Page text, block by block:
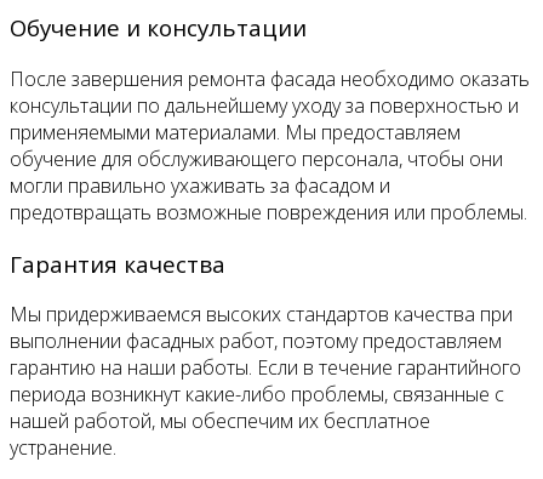
Обучение и консультации
После завершения ремонта фасада необходимо оказать
консультации по дальнейшему уходу за поверхностью и
применяемыми материалами. Мы предоставляем
обучение для обслуживающего персонала, чтобы они
могли правильно ухаживать за фасадом и
предотвращать возможные повреждения или проблемы.
Гарантия качества
Мы придерживаемся высоких стандартов качества при
выполнении фасадных работ, поэтому предоставляем
гарантию на наши работы. Если в течение гарантийного
периода возникнут какие-либо проблемы, связанные с
нашей работой, мы обеспечим их бесплатное
устранение.